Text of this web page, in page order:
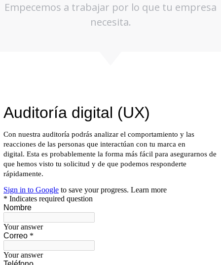
Empecemos a trabajar por lo que tu empresa
necesita.